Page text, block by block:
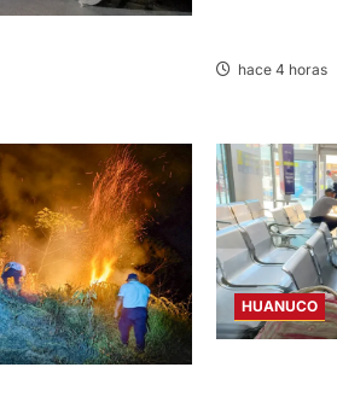
hace 4 horas
HUANUCO